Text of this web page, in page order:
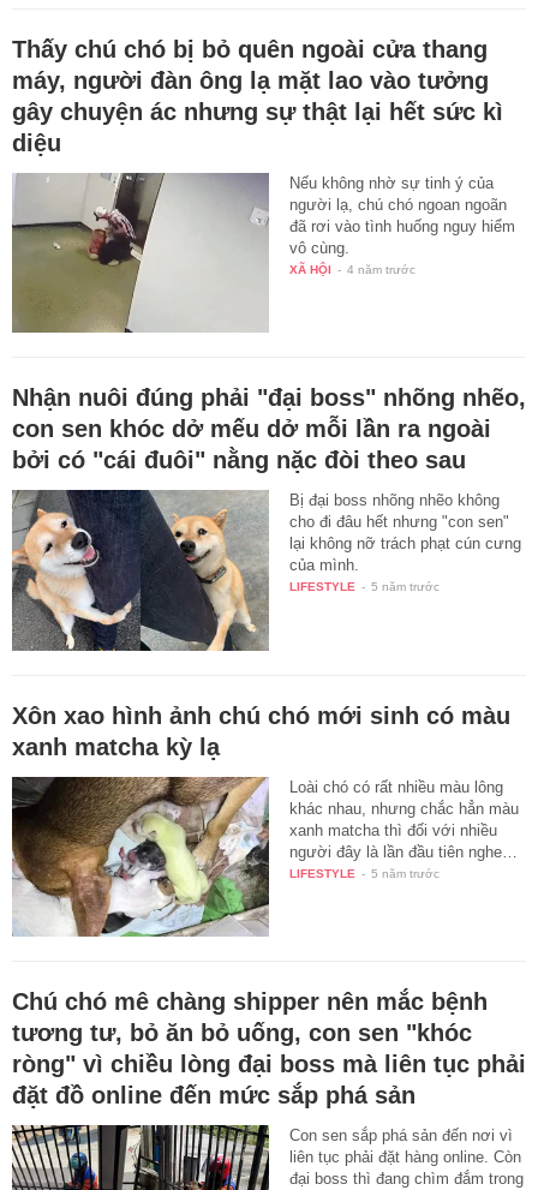
Thấy chú chó bị bỏ quên ngoài cửa thang
máy, người đàn ông lạ mặt lao vào tưởng
gây chuyện ác nhưng sự thật lại hết sức kì
diệu
Nếu không nhờ sự tinh ý của
người lạ, chú chó ngoan ngoãn
đã rơi vào tình huống nguy hiểm
vô cùng.
XÃ HỘI - 4 năm trước
Nhận nuôi đúng phải "đại boss" nhõng nhẽo,
con sen khóc dở mếu dở mỗi lần ra ngoài
bởi có "cái đuôi" nằng nặc đòi theo sau
Bị đại boss nhõng nhẽo không
cho đi đâu hết nhưng "con sen"
lại không nỡ trách phạt cún cưng
của mình.
LIFESTYLE - 5 năm trước
Xôn xao hình ảnh chú chó mới sinh có màu
xanh matcha kỳ lạ
Loài chó có rất nhiều màu lông
khác nhau, nhưng chắc hẳn màu
xanh matcha thì đối với nhiều
người đây là lần đầu tiên nghe…
LIFESTYLE - 5 năm trước
Chú chó mê chàng shipper nên mắc bệnh
tương tư, bỏ ăn bỏ uống, con sen "khóc
ròng" vì chiều lòng đại boss mà liên tục phải
đặt đồ online đến mức sắp phá sản
Con sen sắp phá sản đến nơi vì
liên tục phải đặt hàng online. Còn
đại boss thì đang chìm đắm trong